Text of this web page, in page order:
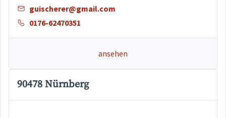
guischerer@gmail.com
0176-62470351
ansehen
90478 Nürnberg